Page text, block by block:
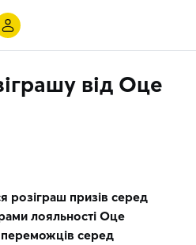
від Оце
розіграш призів серед
лояльності Оце
серед